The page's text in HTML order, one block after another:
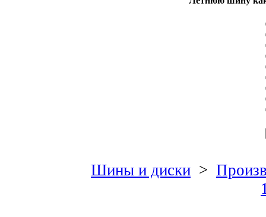
Шины и диски>